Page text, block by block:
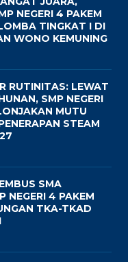
NEGERI 4 PAKEM
TINGKAT I DI
WONO KEMUNING
RUTINITAS: LEWAT
SMP NEGERI
MUTU
STEAM
SMA
NEGERI 4 PAKEM
TKA-TKAD